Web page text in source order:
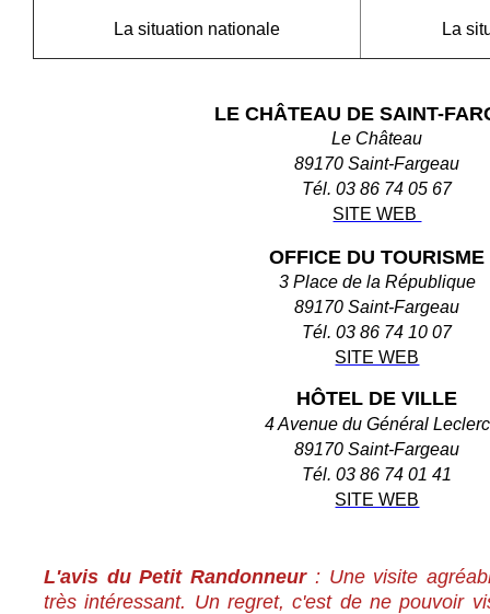
La situation nationale La
LE CHÂTEAU DE SAINT-
Le Château
89170 Saint-Fargeau
Tél. 03 86 74 05 67
SITE WEB
OFFICE DU TOURISME
3 Place de la République
89170 Saint-Fargeau
Tél. 03 86 74 10 07
SITE WEB
HÔTEL DE VILLE
4 Avenue du Général Leclerc
89170 Saint-Fargeau
Tél. 03 86 74 01 41
SITE WEB
L'avis du Petit Randonneur: Une visite
très intéressant. Un regret, c'est de ne pouvoir